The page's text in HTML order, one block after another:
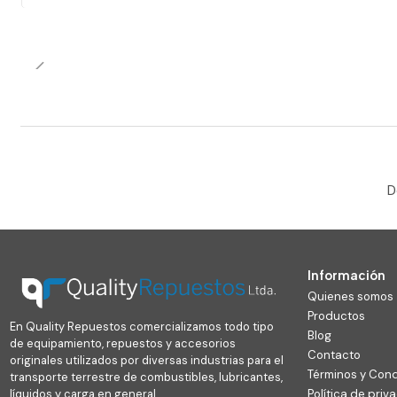
En Quality Repuestos comercializamos todo tipo
de equipamiento, repuestos y accesorios
originales utilizados por diversas industrias para el
transporte terrestre de combustibles, lubricantes,
Información
Quienes somos
Productos
Blog
Contacto
Términos y